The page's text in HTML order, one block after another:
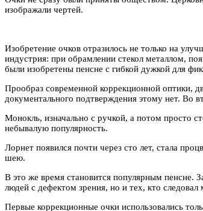
изображали чертей.
Изобретение очков отразилось не только на
индустрия: при обрамлении стекол металлом,
были изобретены пенсне с гибкой дужкой для
Прообраз современной коррекционной оптики,
документального подтверждения этому нет. Во
Монокль, изначально с ручкой, а потом просто
небывалую популярность.
Лорнет появился почти через сто лет, стала
шею.
В это же время становится популярным пенсне.
людей с дефектом зрения, но и тех, кто следовал
Первые коррекционные очки использовались